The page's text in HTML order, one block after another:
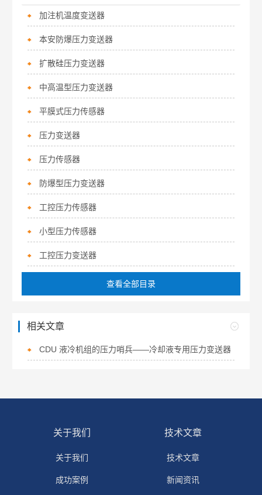
加注机温度变送器
本安防爆压力变送器
扩散硅压力变送器
中高温型压力变送器
平膜式压力传感器
压力变送器
压力传感器
防爆型压力变送器
工控压力传感器
小型压力传感器
工控压力变送器
查看全部目录
相关文章
CDU 液冷机组的压力哨兵——冷却液专用压力变送器
关于我们
关于我们
成功案例
技术文章
技术文章
新闻资讯